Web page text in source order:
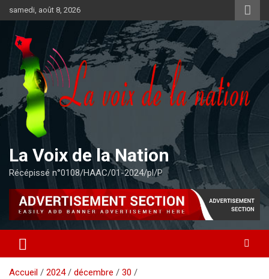
au
contenu
samedi, août 8, 2026
La Voix de la Nation
Récépissé n°0108/HAAC/01-2024/pl/P
Accueil 2024 décembre
30